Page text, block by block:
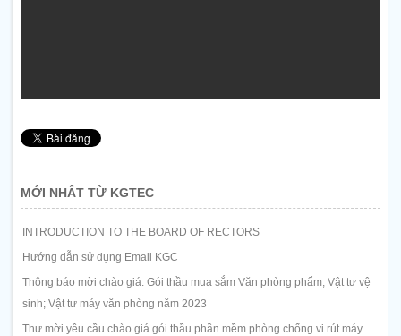
MỚI NHẤT TỪ KGTEC
INTRODUCTION TO THE BOARD OF RECTORS
Hướng dẫn sử dụng Email KGC
Thông báo mời chào giá: Gói thầu mua sắm Văn phòng phẩm; Vật tư vệ
sinh; Vật tư máy văn phòng năm 2023
Thư mời yêu cầu chào giá gói thầu phần mềm phòng chống vi rút máy